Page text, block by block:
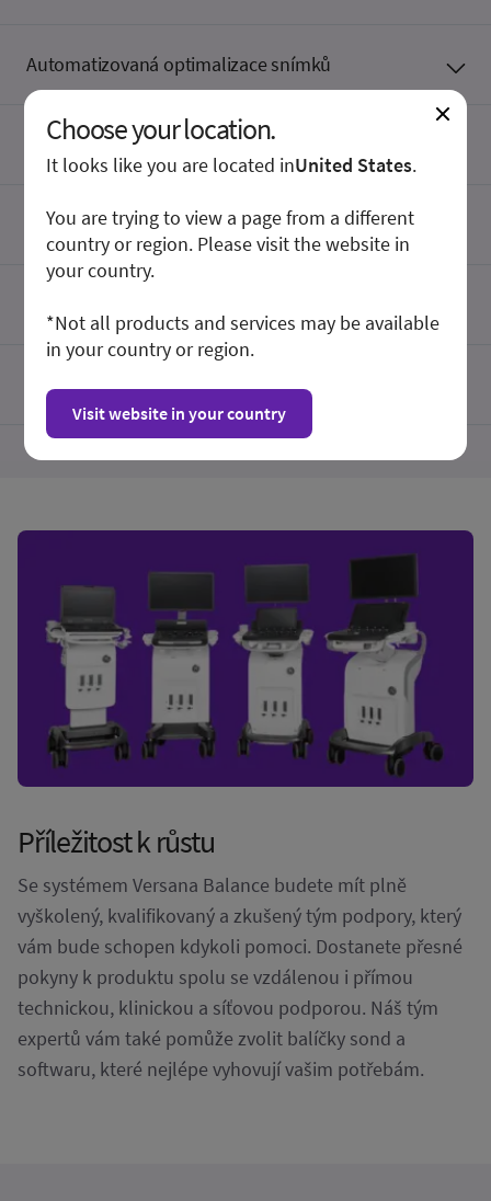
Automatizovaná optimalizace snímků
Automatizované nástroje pro produktivitu
Detekce jehly
Hlasové poznámky
Příležitost k růstu
Se systémem Versana Balance budete mít plně
vyškolený, kvalifikovaný a zkušený tým podpory, který
vám bude schopen kdykoli pomoci. Dostanete přesné
pokyny k produktu spolu se vzdálenou i přímou
technickou, klinickou a síťovou podporou. Náš tým
expertů vám také pomůže zvolit balíčky sond a
softwaru, které nejlépe vyhovují vašim potřebám.
Choose your location.
It looks like you are located inUnited States.
You are trying to view a page from a different
country or region. Please visit the website in
your country.
*Not all products and services may be available
in your country or region.
Visit website in your country